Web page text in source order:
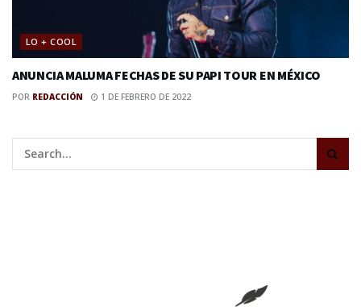
LO + COOL
ANUNCIA MALUMA FECHAS DE SU PAPI TOUR EN MÉXICO
POR REDACCIÓN 1 DE FEBRERO DE 2022